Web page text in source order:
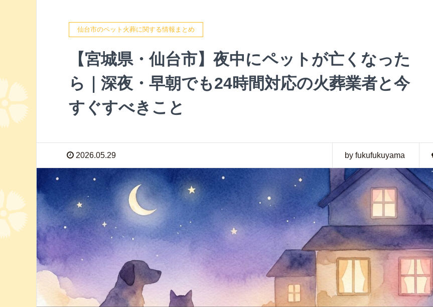
仙台市のペット火葬に関する情報まとめ
【宮城県・仙台市】夜中にペットが亡くなった
ら｜深夜・早朝でも24時間対応の火葬業者と今
すぐすべきこと
2026.05.29 by fukufukuyama